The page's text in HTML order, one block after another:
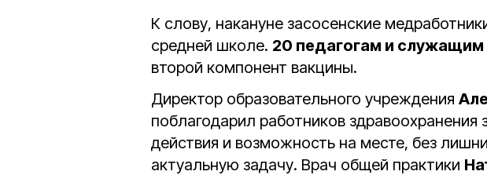
К слову, накануне засосенские
средней школе. 20 педагогам и служащим
второй компонент вакцины.
Директор образовательного учреждения
поблагодарил работников
действия и возможность на месте, без
актуальную задачу. Врач общей практики